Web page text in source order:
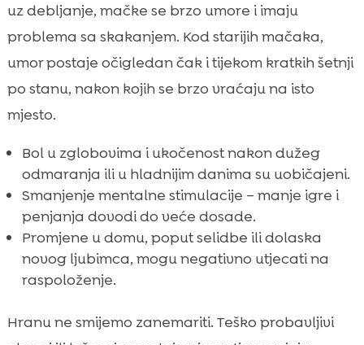
uz debljanje, mačke se brzo umore i imaju
problema sa skakanjem. Kod starijih mačaka,
umor postaje očigledan čak i tijekom kratkih šetnji
po stanu, nakon kojih se brzo vraćaju na isto
mjesto.
Bol u zglobovima i ukočenost nakon dužeg
odmaranja ili u hladnijim danima su uobičajeni.
Smanjenje mentalne stimulacije – manje igre i
penjanja dovodi do veće dosade.
Promjene u domu, poput selidbe ili dolaska
novog ljubimca, mogu negativno utjecati na
raspoloženje.
Hranu ne smijemo zanemariti. Teško probavljivi